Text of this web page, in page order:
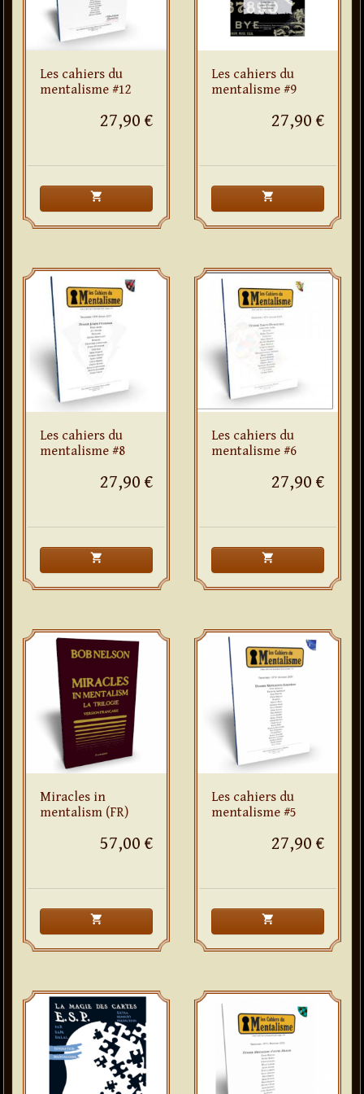
Les cahiers du
mentalisme #12
27,90 €
shopping_cart
Les cahiers du
mentalisme #9
27,90 €
shopping_cart
Les cahiers du
mentalisme #8
27,90 €
shopping_cart
Les cahiers du
mentalisme #6
27,90 €
shopping_cart
Miracles in
mentalism (FR)
57,00 €
shopping_cart
Les cahiers du
mentalisme #5
27,90 €
shopping_cart